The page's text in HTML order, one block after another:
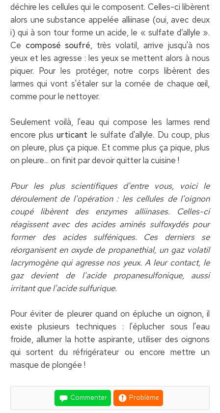
déchire les cellules qui le composent. Celles-ci libèrent
alors une substance appelée alliinase (oui, avec deux
i) qui à son tour forme un acide, le « sulfate d’allyle ».
Ce composé soufré, très volatil, arrive jusqu'à nos
yeux et les agresse : les yeux se mettent alors à nous
piquer. Pour les protéger, notre corps libèrent des
larmes qui vont s'étaler sur la cornée de chaque œil,
comme pour le nettoyer.
Seulement voilà, l'eau qui compose les larmes rend
encore plus urticant le sulfate d'allyle. Du coup, plus
on pleure, plus ça pique. Et comme plus ça pique, plus
on pleure... on finit par devoir quitter la cuisine !
Pour les plus scientifiques d'entre vous, voici le
déroulement de l'opération : les cellules de l'oignon
coupé libèrent des enzymes alliinases. Celles-ci
réagissent avec des acides aminés sulfoxydés pour
former des acides sulféniques. Ces derniers se
réorganisent en oxyde de propanethial, un gaz volatil
lacrymogène qui agresse nos yeux. A leur contact, le
gaz devient de l'acide propanesulfonique, aussi
irritant que l'acide sulfurique.
Pour éviter de pleurer quand on épluche un oignon, il
existe plusieurs techniques : l'éplucher sous l'eau
froide, allumer la hotte aspirante, utiliser des oignons
qui sortent du réfrigérateur ou encore mettre un
masque de plongée !
Commenter Problème